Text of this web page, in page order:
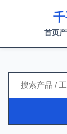
首页